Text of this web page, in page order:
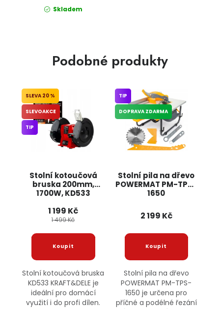
Skladem
Podobné produkty
Stolní kotoučová
bruska 200mm,
1700W, KD533
20 %
SLEVOAKCE
TIP
1 199 Kč
1 499 Kč
Stolní kotoučová bruska
KD533 KRAFT&DELE je
ideální pro domácí
využití i do profi dílen.
Stolní pila na dřevo
POWERMAT PM-TPS-
1650
TIP
DOPRAVA ZDARMA
2 199 Kč
Stolní pila na dřevo
POWERMAT PM-TPS-
1650 je určena pro
příčné a podélné řezání